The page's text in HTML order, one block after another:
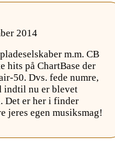
2014
m.m. CB
hits på ChartBase der
50. Dvs. fede numre,
indtil nu er blevet
Det er her i finder
jeres egen musiksmag!